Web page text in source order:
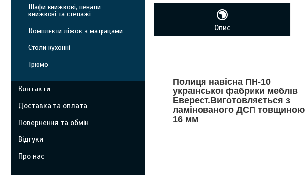
Опис
Полиця навісна ПН-10
української фабрики меблів
Еверест.Виготовляється з
ламінованого ДСП товщиною
16 мм
Шафи книжкові, пенали
книжкові та стелажі
Комплекти ліжок з матрацами
Столи кухонні
Трюмо
Контакти
Доставка та оплата
Повернення та обмін
Відгуки
Про нас